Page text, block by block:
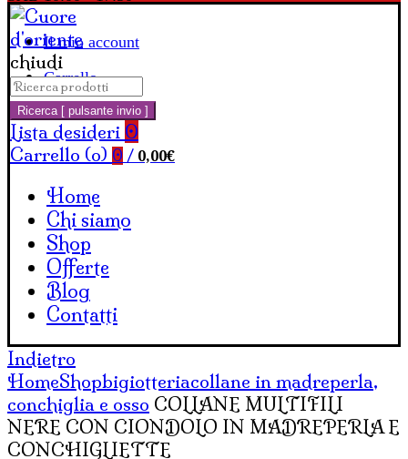
Il mio account
Carrello
chiudi
Cerca:
Ricerca [ pulsante invio ]
Lista desideri 0
Carrello (o) 0 / 0,00€
Home
Chi siamo
Shop
Offerte
Blog
Contatti
Indietro
HomeShopbigiotteriacollane in madreperla,
conchiglia e osso COLLANE MULTIFILI
NERE CON CIONDOLO IN MADREPERLA E
CONCHIGLIETTE